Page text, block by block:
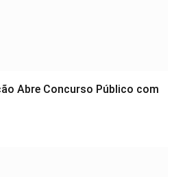
Abre Concurso Público com